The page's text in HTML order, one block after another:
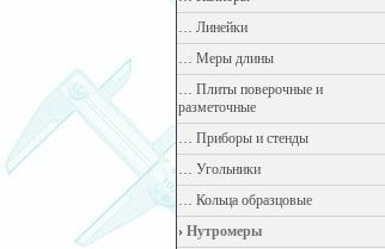
… Линейки
… Меры длины
… Плиты поверочные и
разметочные
… Приборы и стенды
… Угольники
… Кольца образцовые
› Нутромеры